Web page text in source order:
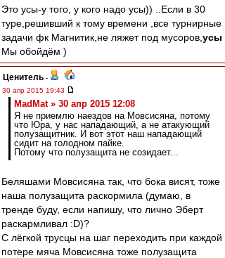
Это усы-у того, у кого надо усы)) ..Если в 30
туре,решивший к тому времени ,все турнирные
задачи фк Магнитик,не ляжет под мусоров, усы
Мы обойдём )
Ценитель -
30 апр 2015 19:43
MadMat » 30 апр 2015 12:08
Я не приемлю наездов на Мовсисяна, потому
что Юра, у нас нападающий, а не атакующий
полузащитник. И вот этот наш нападающий
сидит на голодном пайке.
Потому что полузащита не созидает...
Беляшами Мовсисяна так, что бока висят, тоже
наша полузащита раскормила (думаю, в
тренде буду, если напишу, что лично Эберт
раскармливал :D)?
С лёгкой трусцы на шаг переходить при каждой
потере мяча Мовсисяна тоже полузащита